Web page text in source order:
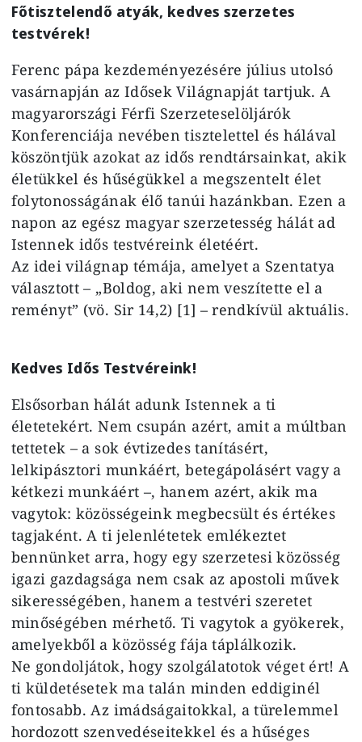
Főtisztelendő atyák, kedves szerzetes
testvérek!
Ferenc pápa kezdeményezésére július utolsó
vasárnapján az Idősek Világnapját tartjuk. A
magyarországi Férfi Szerzeteselöljárók
Konferenciája nevében tisztelettel és hálával
köszöntjük azokat az idős rendtársainkat, akik
életükkel és hűségükkel a megszentelt élet
folytonosságának élő tanúi hazánkban. Ezen a
napon az egész magyar szerzetesség hálát ad
Istennek idős testvéreink életéért.
Az idei világnap témája, amelyet a Szentatya
választott – „Boldog, aki nem veszítette el a
reményt” (vö. Sir 14,2) [1] – rendkívül aktuális.
Kedves Idős Testvéreink!
Elsősorban hálát adunk Istennek a ti
életetekért. Nem csupán azért, amit a múltban
tettetek – a sok évtizedes tanításért,
lelkipásztori munkáért, betegápolásért vagy a
kétkezi munkáért –, hanem azért, akik ma
vagytok: közösségeink megbecsült és értékes
tagjaként. A ti jelenlétetek emlékeztet
bennünket arra, hogy egy szerzetesi közösség
igazi gazdagsága nem csak az apostoli művek
sikerességében, hanem a testvéri szeretet
minőségében mérhető. Ti vagytok a gyökerek,
amelyekből a közösség fája táplálkozik.
Ne gondoljátok, hogy szolgálatotok véget ért! A
ti küldetésetek ma talán minden eddiginél
fontosabb. Az imádságaitokkal, a türelemmel
hordozott szenvedéseitekkel és a hűséges